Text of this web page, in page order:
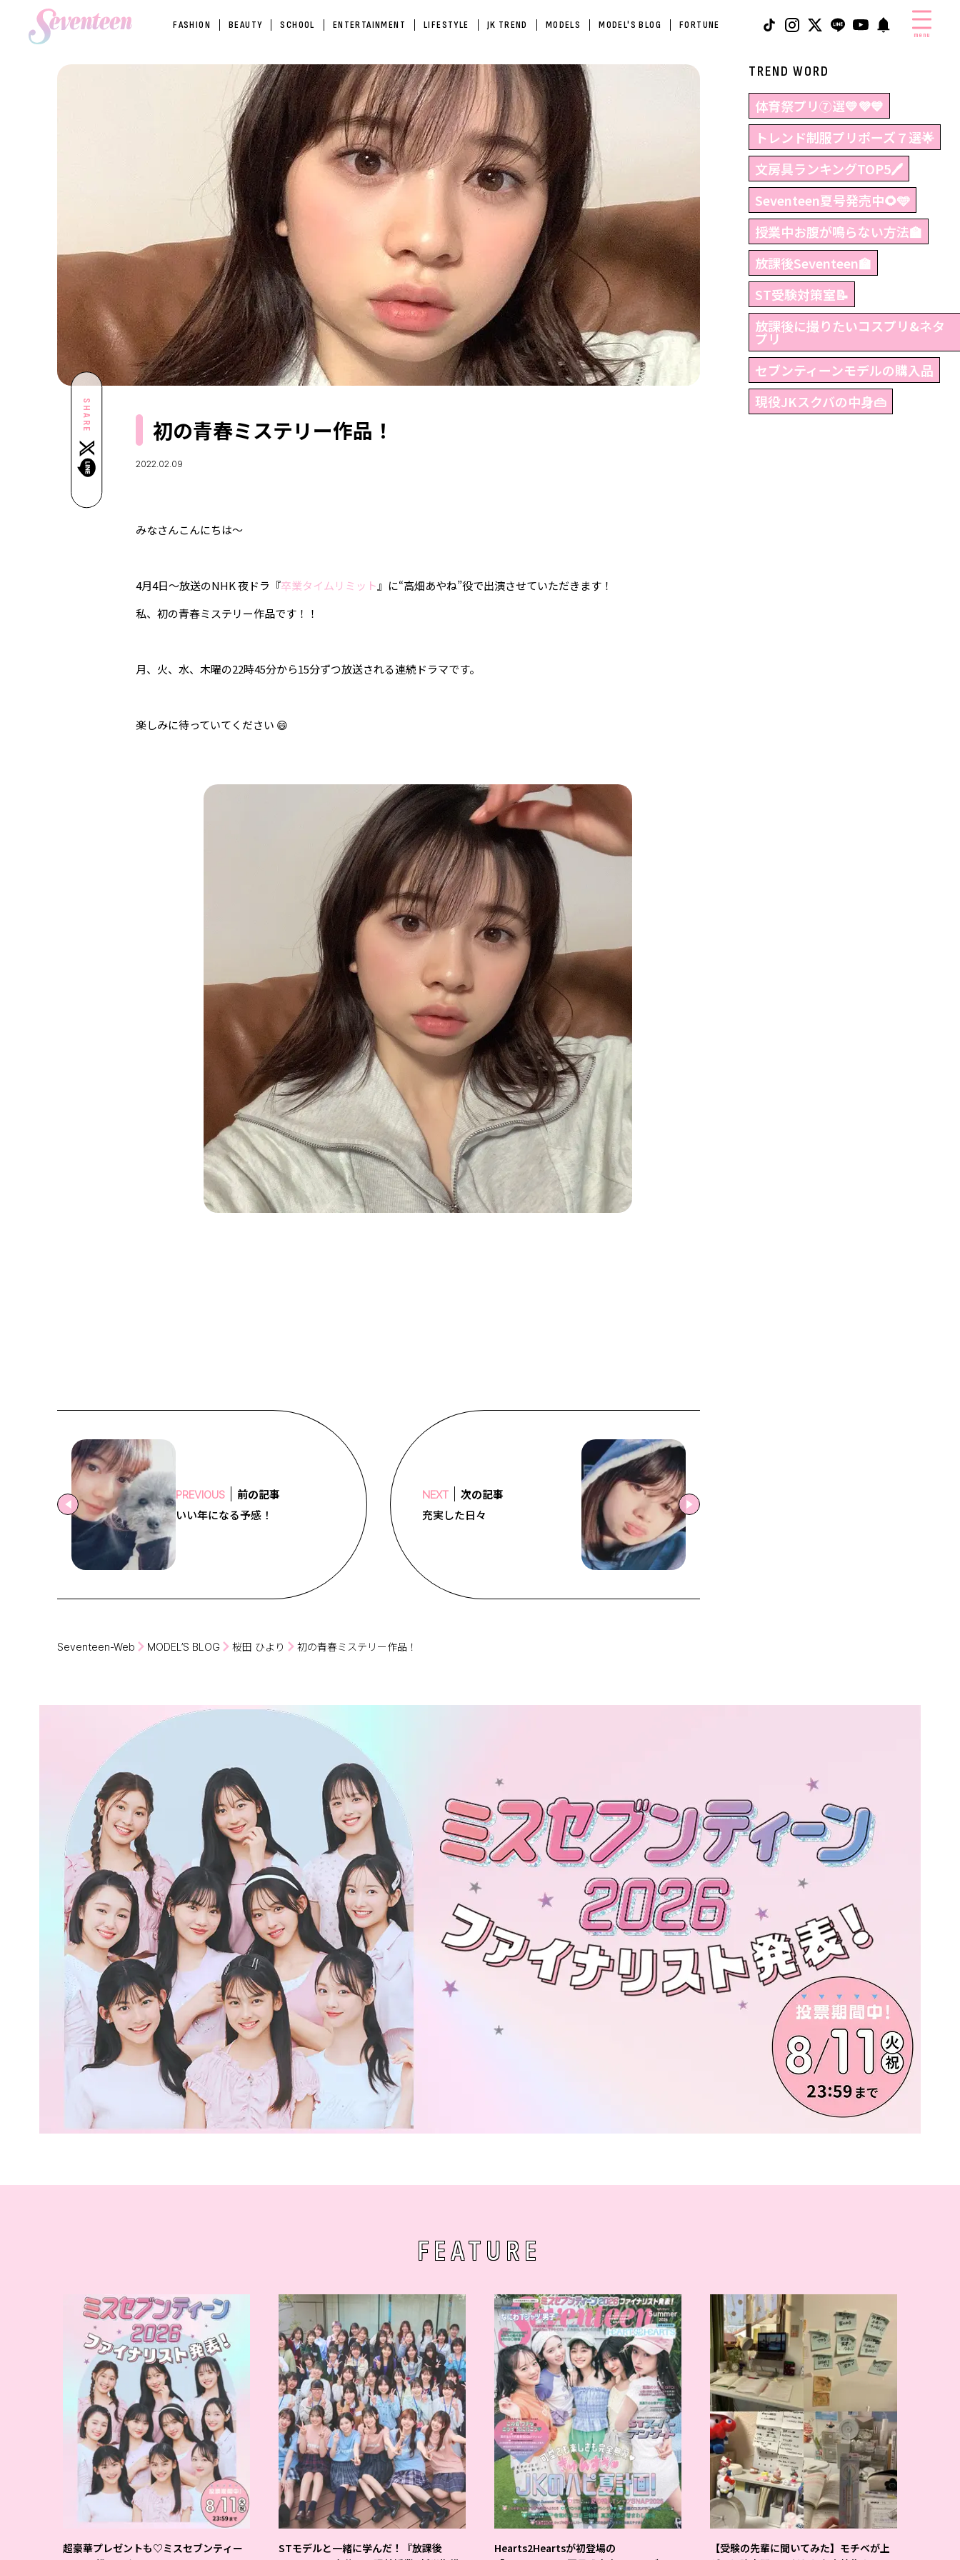
FASHION BEAUTY SCHOOL ENTERTAINMENT LIFESTYLE JK TREND MODELS MODEL'S BLOG FORTUNE
menu
SHARE 初の青春ミステリー作品！
2022.02.09
みなさんこんにちは〜
4月4日〜放送のNHK夜ドラ『卒業タイムリミット 』に“高畑あやね”役で出演させていただきます！
私、初の青春ミステリー作品です！！
月、火、水、木曜の22時45分から15分ずつ放送される連続ドラマです。
楽しみに待っていてください 😄
PREVIOUS
前の記事
いい年になる予感！
NEXT
次の記事
充実した日々
TREND WORD
体育祭プリ⑦選💛💜💙
トレンド制服プリポーズ７選🌟
文房具ランキングTOP5🖊
Seventeen夏号発売中🌻🩵
授業中お腹が鳴らない方法🏫
放課後Seventeen🏫
ST受験対策室📝
放課後に撮りたいコスプリ&ネタ
プリ
セブンティーンモデルの購入品
現役JKスクバの中身👜
Seventeen-Web MODEL’S BLOG 桜田 ひより 初の青春ミステリー作品！
FEATURE
超豪華プレゼントも♡ミスセブンティー
STモデルと一緒に学んだ！『放課後
Hearts2Heartsが初登場の
【受験の先輩に聞いてみた】モチベが上